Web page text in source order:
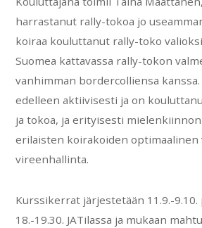
harrastanut rally-tokoa jo
koiraa kouluttanut rally-toko
Suomea kattavassa rally-tokon
vanhimman bordercolliensa kanssa.
edelleen aktiivisesti ja on
ja tokoa, ja erityisesti
erilaisten koirakoiden optimaalinen
vireenhallinta.
Kurssikerrat järjestetään 11.9.-
18.-19.30. JATilassa ja mukaan